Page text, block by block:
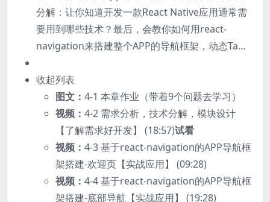
分解：让你知道开发一款React Native应用通常需
要用到哪些技术？最后，会教你如何用react-
navigation来搭建整个APP的导航框架，动态Ta…
收起列表
图文： 4-1 本章作业（带着9个问题去学习）
视频： 4-2 需求分析，技术分解，模块设计
【了解需求好开发】 (18:57)试看
视频： 4-3 基于react-navigation的APP导航框
架搭建-欢迎页【实战应用】 (09:28)
视频： 4-4 基于react-navigation的APP导航框
架搭建-底部导航【实战应用】 (19:28)